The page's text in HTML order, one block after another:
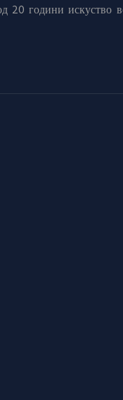
години искуство